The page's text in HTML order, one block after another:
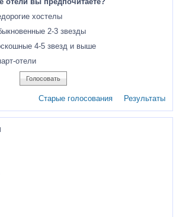
отели вы предпочитаете?
хостелы
2-3 звезды
4-5 звезд и выше
отели
Старые голосования Результаты